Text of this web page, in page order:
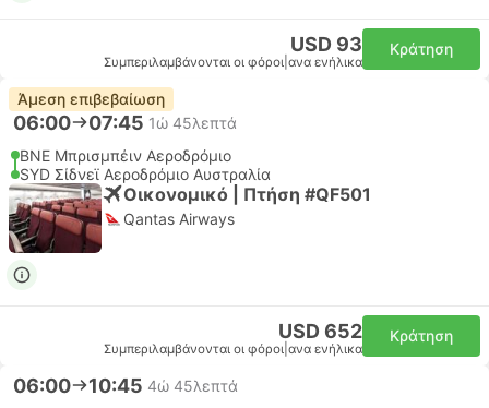
USD 93
Συμπεριλαμβάνονται οι φόροι ανα ενήλικα
Κράτηση
Άμεση επιβεβαίωση
06:00 07:45 1ώ 45λεπτά
BNE Μπρισμπέιν Αεροδρόμιο
SYD Σίδνεϊ Αεροδρόμιο Αυστραλία
Οικονομικό | Πτήση #QF501
Qantas Airways
USD 652
Συμπεριλαμβάνονται οι φόροι ανα ενήλικα
Κράτηση
06:00 10:45 4ώ 45λεπτά